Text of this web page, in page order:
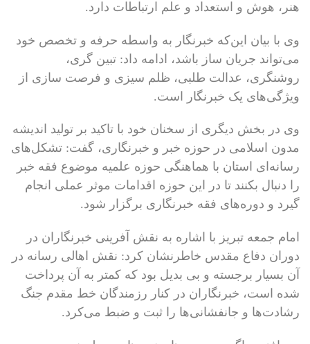
هنر، هوش و استعداد و علم ارتباطات دارد.
وی با بیان این‌که خبرنگار به واسطه حرفه و تخصص خود
می‌تواند جریان ساز باشد، ادامه داد: تبین گری،
روشنگری، عدالت طلبی، ظلم سیزی و فرصت سازی از
ویژگی‌های یک خبرنگار است.
وی در بخش دیگری از سخنان خود با تاکید بر تولید اندیشه
مدون اسلامی در حوزه خبر و خبرنگاری، گفت: تشکل‌های
رسانه‌ای استان با هماهنگی حوزه علمیه موضوع فقه خبر
را دنبال بکنند تا در این حوزه اقدامات موثر عملی انجام
گیرد و دوره‌های فقه خبرنگاری برگزار شود.
امام جمعه تبریز با اشاره به نقش آفرینی خبرنگاران در
دوران دفاع مقدس خاطرنشان کرد: نقش اهالی رسانه در
آن بسیار برجسته و بی بدیل بود که کمتر به آن پرداخت
شده است، خبرنگاران در کنار رزمندگان خط مقدم جنگ
رشادت‌ها و جانفشانی‌ها را ثبت و ضبط می‌کرد.